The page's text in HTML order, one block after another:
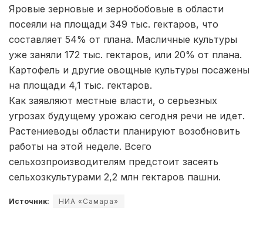
Яровые зерновые и зернобобовые в области
посеяли на площади 349 тыс. гектаров, что
составляет 54% от плана. Масличные культуры
уже заняли 172 тыс. гектаров, или 20% от плана.
Картофель и другие овощные культуры посажены
на площади 4,1 тыс. гектаров.
Как заявляют местные власти, о серьезных
угрозах будущему урожаю сегодня речи не идет.
Растениеводы области планируют возобновить
работы на этой неделе. Всего
сельхозпроизводителям предстоит засеять
сельхозкультурами 2,2 млн гектаров пашни.
Источник: НИА «Самара»